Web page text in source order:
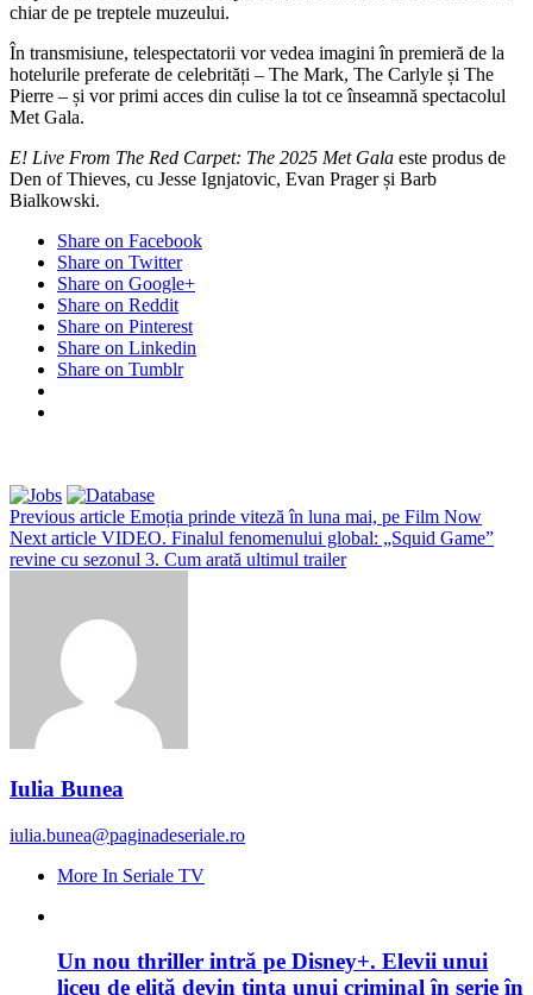
chiar de pe treptele muzeului.
În transmisiune, telespectatorii vor vedea imagini în premieră de la
hotelurile preferate de celebrități – The Mark, The Carlyle și The
Pierre – și vor primi acces din culise la tot ce înseamnă spectacolul
Met Gala.
E! Live From The Red Carpet: The 2025 Met Gala este produs de
Den of Thieves, cu Jesse Ignjatovic, Evan Prager și Barb
Bialkowski.
Share on Facebook
Share on Twitter
Share on Google+
Share on Reddit
Share on Pinterest
Share on Linkedin
Share on Tumblr
Previous article Emoția prinde viteză în luna mai, pe Film Now
Next article VIDEO. Finalul fenomenului global: „Squid Game”
revine cu sezonul 3. Cum arată ultimul trailer
Iulia Bunea
iulia.bunea@paginadeseriale.ro
More In Seriale TV
Un nou thriller intră pe Disney+. Elevii unui
liceu de elită devin ținta unui criminal în serie în